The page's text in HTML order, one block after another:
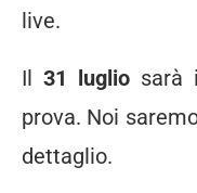
live.
Il 31 luglio sarà
prova. Noi
dettaglio.